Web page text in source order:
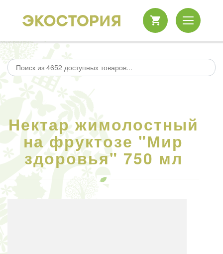
Нектар жимолостный
на фруктозе "Мир
здоровья" 750 мл